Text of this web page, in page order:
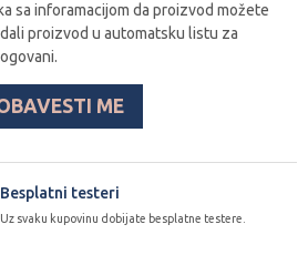
sa inforamacijom da proizvod možete
proizvod u automatsku listu za
ME
Besplatni testeri
Uz svaku kupovinu dobijate besplatne testere.